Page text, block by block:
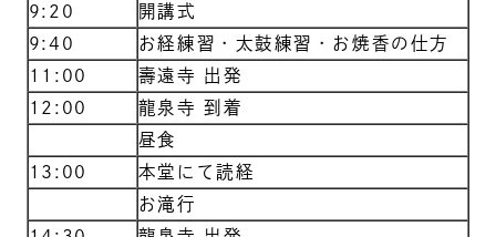
9:20
開講式
9:40
お経練習・太鼓練習・お焼香の仕方
11:00
壽遠寺 出発
12:00
龍泉寺 到着
昼食
13:00
本堂にて読経
お滝行